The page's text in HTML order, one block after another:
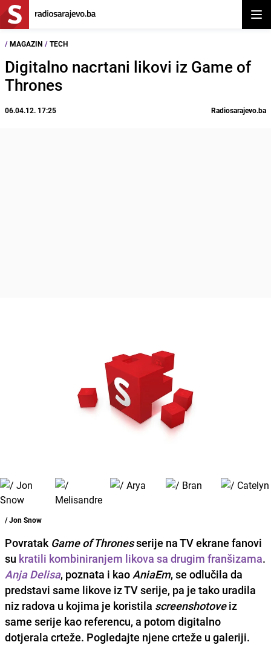
/ MAGAZIN / TECH
Digitalno nacrtani likovi iz Game of
Thrones
06.04.12. 17:25 Radiosarajevo.ba
/ Jon Snow
Povratak Game of Thronesserije na TV ekrane fanovi
su kratili kombiniranjem likova sa drugim franšizama.
Anja Delisa, poznata i kao AniaEm, se odlučila da
predstavi same likove iz TV serije, pa je tako uradila
niz radova u kojima je koristila screenshotoveiz
same serije kao referencu, a potom digitalno
dotjerala crteže. Pogledajte njene crteže u galeriji.